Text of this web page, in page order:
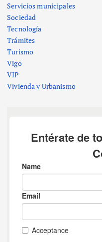
Servicios municipales
Sociedad
Tecnología
Trámites
Turismo
Vigo
VIP
Vivienda y Urbanismo